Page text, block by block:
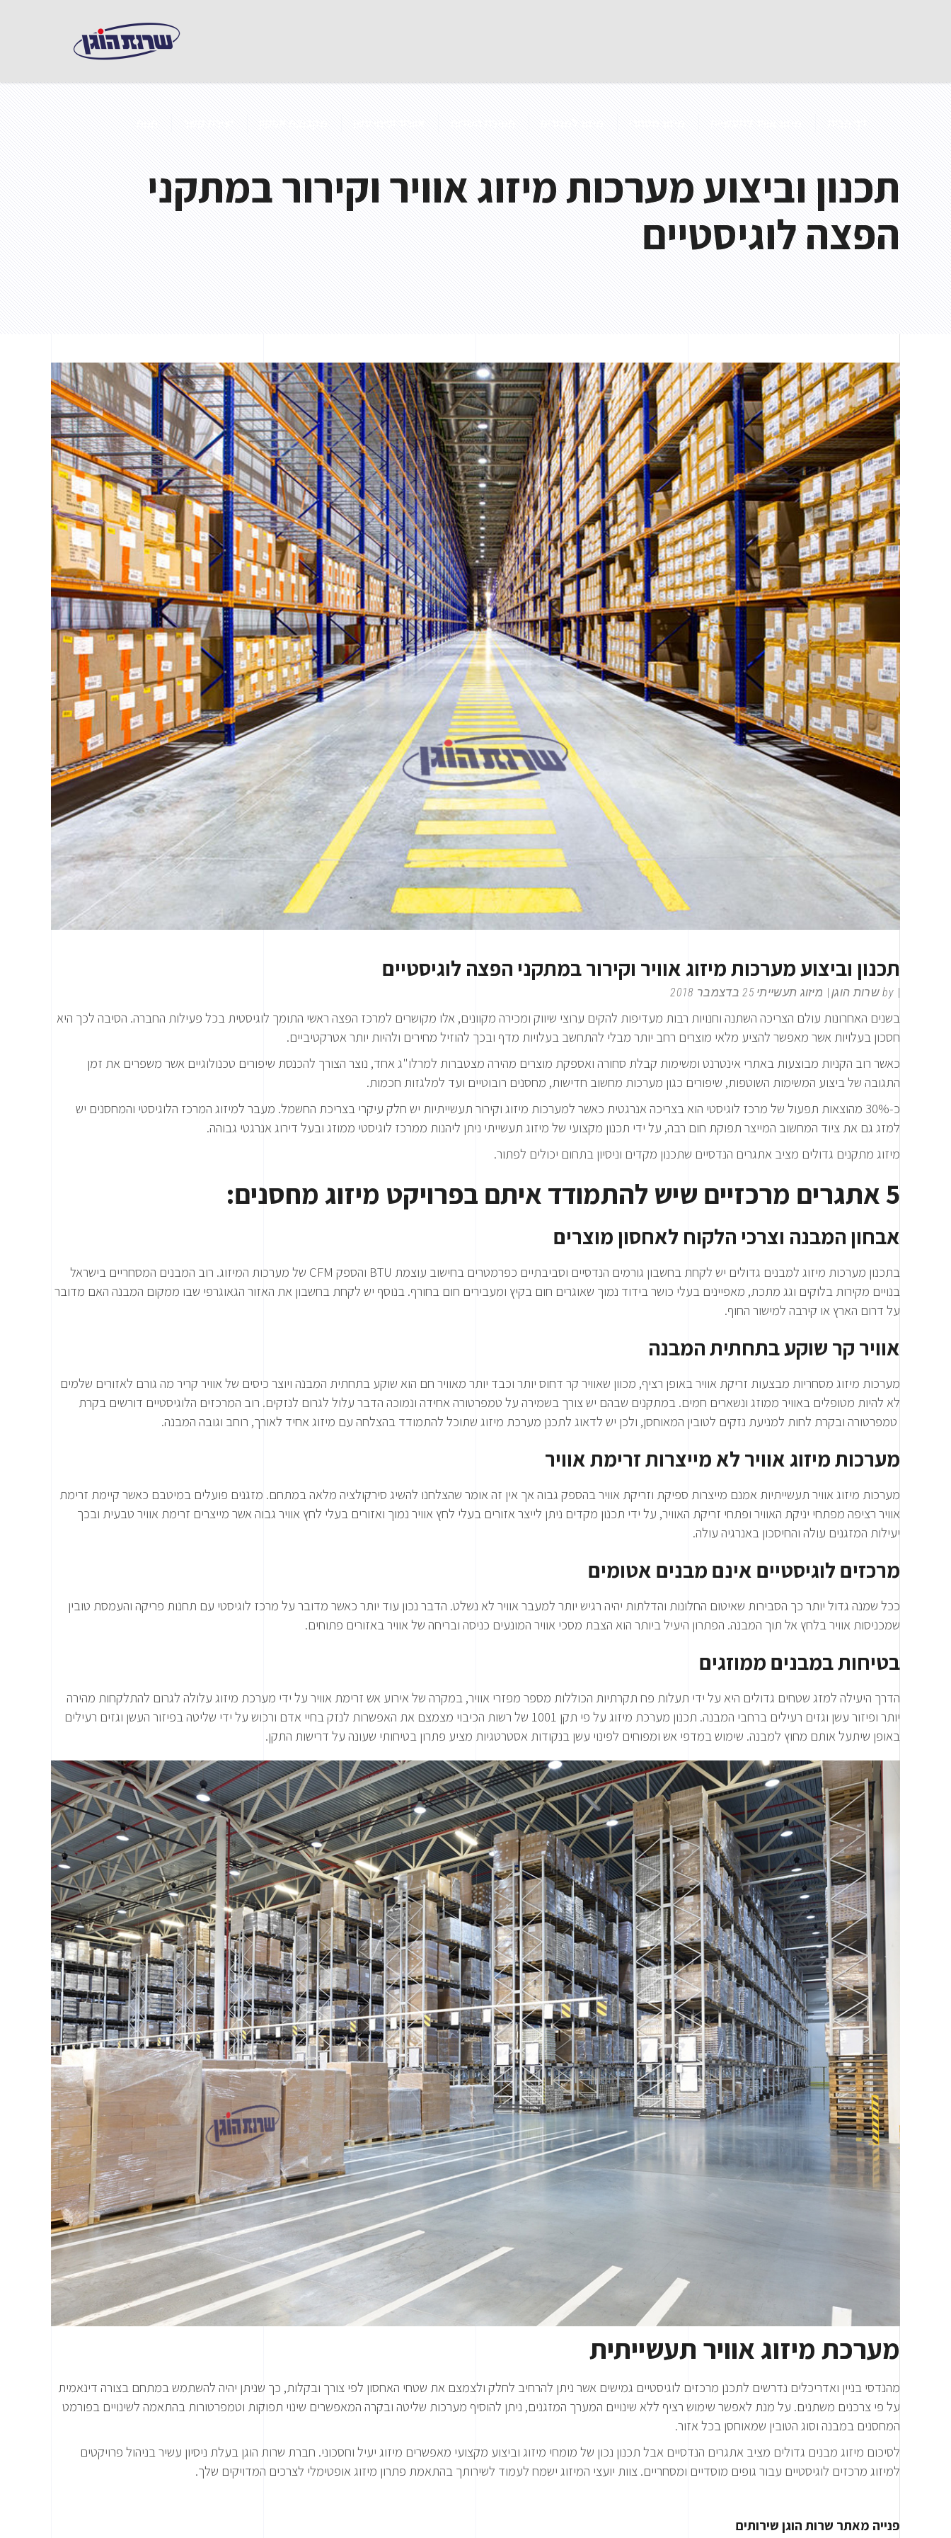
מפוח תעלה
מפוח נייד
תכנון וביצוע מערכות מיזוג אוויר וקירור במתקני
הפצה לוגיסטיים
תכנון וביצוע מערכות מיזוג אוויר וקירור במתקני הפצה לוגיסטיים
by שרות הוגן מיזוג תעשייתי 25 בדצמבר 2018
בשנים האחרונות עולם הצריכה השתנה וחנויות רבות מעדיפות להקים ערוצי שיווק ומכירה מקוונים, אלו מקושרים למרכז הפצה ראשי התומך לוגיסטית בכל פעילות החברה. הסיבה לכך היא
חסכון בעלויות אשר מאפשר להציע מלאי מוצרים רחב יותר מבלי להתחשב בעלויות מדף ובכך להוזיל מחירים ולהיות יותר אטרקטיביים.
כאשר רוב הקניות מבוצעות באתרי אינטרנט ומשימות קבלת סחורה ואספקת מוצרים מהירה מצטברות למרלו"ג אחד, נוצר הצורך להכנסת שיפורים טכנולוגיים אשר משפרים את זמן
התגובה של ביצוע המשימות השוטפות, שיפורים כגון מערכות מחשוב חדישות, מחסנים רובוטיים ועד למלגזות חכמות.
כ-30% מהוצאות תפעול של מרכז לוגיסטי הוא בצריכה אנרגטית כאשר למערכות מיזוג וקירור תעשייתיות יש חלק עיקרי בצריכת החשמל. מעבר למיזוג המרכז הלוגיסטי והמחסנים יש
למזג גם את ציוד המחשוב המייצר תפוקת חום רבה, על ידי תכנון מקצועי של מיזוג תעשייתי ניתן ליהנות ממרכז לוגיסטי ממוזג ובעל דירוג אנרגטי גבוהה.
מיזוג מתקנים גדולים מציב אתגרים הנדסיים שתכנון מקדים וניסיון בתחום יכולים לפתור.
5 אתגרים מרכזיים שיש להתמודד איתם בפרויקט מיזוג מחסנים:
אבחון המבנה וצרכי הלקוח לאחסון מוצרים
בתכנון מערכות מיזוג למבנים גדולים יש לקחת בחשבון גורמים הנדסיים וסביבתיים כפרמטרים בחישוב עוצמת BTU והספק CFM של מערכות המיזוג. רוב המבנים המסחריים בישראל
בנויים מקירות בלוקים וגג מתכת, מאפיינים בעלי כושר בידוד נמוך שאוגרים חום בקיץ ומעבירים חום בחורף. בנוסף יש לקחת בחשבון את האזור הגאוגרפי שבו ממקום המבנה האם מדובר
על דרום הארץ או קירבה למישור החוף.
אוויר קר שוקע בתחתית המבנה
מערכות מיזוג מסחריות מבצעות זריקת אוויר באופן רציף, מכוון שאוויר קר דחוס יותר וכבד יותר מאוויר חם הוא שוקע בתחתית המבנה ויוצר כיסים של אוויר קריר מה גורם לאזורים שלמים
לא להיות מטופלים באוויר ממוזג ונשארים חמים. במתקנים שבהם יש צורך בשמירה על טמפרטורה אחידה ונמוכה הדבר עלול לגרום לנזקים. רוב המרכזים הלוגיסטיים דורשים בקרת
טמפרטורה ובקרת לחות למניעת נזקים לטובין המאוחסן, ולכן יש לדאוג לתכנן מערכת מיזוג שתוכל להתמודד בהצלחה עם מיזוג אחיד לאורך, רוחב וגובה המבנה.
מערכות מיזוג אוויר לא מייצרות זרימת אוויר
מערכות מיזוג אוויר תעשייתיות אמנם מייצרות ספיקת וזריקת אוויר בהספק גבוה אך אין זה אומר שהצלחנו להשיג סירקולציה מלאה במתחם. מזגנים פועלים במיטבם כאשר קיימת זרימת
אוויר רציפה מפתחי יניקת האוויר ופתחי זריקת האוויר, על ידי תכנון מקדים ניתן לייצר אזורים בעלי לחץ אוויר נמוך ואזורים בעלי לחץ אוויר גבוה אשר מייצרים זרימת אוויר טבעית ובכך
יעילות המזגנים עולה והחיסכון באנרגיה עולה.
מרכזים לוגיסטיים אינם מבנים אטומים
ככל שמנה גדול יותר כך הסבירות שאיטום החלונות והדלתות יהיה רגיש יותר למעבר אוויר לא נשלט. הדבר נכון עוד יותר כאשר מדובר על מרכז לוגיסטי עם תחנות פריקה והעמסת טובין
שמכניסות אוויר בלחץ אל תוך המבנה. הפתרון היעיל ביותר הוא הצבת מסכי אוויר המונעים כניסה ובריחה של אוויר באזורים פתוחים.
בטיחות במבנים ממוזגים
הדרך היעילה למזג שטחים גדולים היא על ידי תעלות פח תקרתיות הכוללות מספר מפזרי אוויר, במקרה של אירוע אש זרימת אוויר על ידי מערכת מיזוג עלולה לגרום להתלקחות מהירה
יותר ופיזור עשן וגזים רעילים ברחבי המבנה. תכנון מערכת מיזוג על פי תקן 1001 של רשות הכיבוי מצמצם את האפשרות לנזק בחיי אדם ורכוש על ידי שליטה בפיזור העשן וגזים רעילים
באופן שיתעל אותם מחוץ למבנה. שימוש במדפי אש ומפוחים לפינוי עשן בנקודות אסטרטגיות מציע פתרון בטיחותי שעונה על דרישות התקן.
מערכת מיזוג אוויר תעשייתית
מהנדסי בניין ואדריכלים נדרשים לתכנן מרכזים לוגיסטיים גמישים אשר ניתן להרחיב לחלק ולצמצם את שטחי האחסון לפי צורך ובקלות, כך שניתן יהיה להשתמש במתחם בצורה דינאמית
על פי צרכנים משתנים. על מנת לאפשר שימוש רציף ללא שינויים המערך המזגנים, ניתן להוסיף מערכות שליטה ובקרה המאפשרים שינוי תפוקות וטמפרטורות בהתאמה לשינויים בפורמט
המחסנים במבנה וסוג הטובין שמאוחסן בכל אזור.
לסיכום מיזוג מבנים גדולים מציב אתגרים הנדסיים אבל תכנון נכון של מומחי מיזוג וביצוע מקצועי מאפשרים מיזוג יעיל וחסכוני. חברת שרות הוגן בעלת ניסיון עשיר בניהול פרויקטים
למיזוג מרכזים לוגיסטיים עבור גופים מוסדיים ומסחריים. צוות יועצי המיזוג ישמח לעמוד לשירותך בהתאמת פתרון מיזוג אופטימלי לצרכים המדויקים שלך.
פנייה מאתר שרות הוגן שירותים